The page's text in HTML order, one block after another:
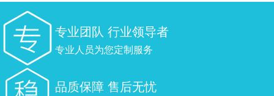
专业团队 行业领导者
专业人员为您定制服务
品质保障 售后无忧